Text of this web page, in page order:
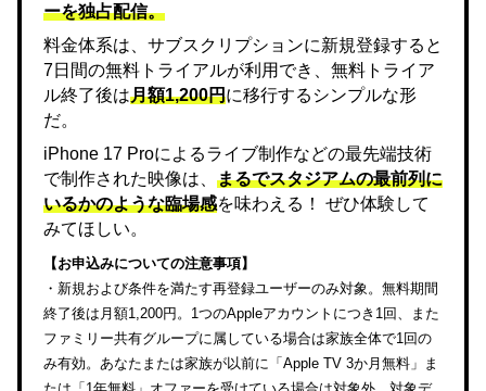
ーを独占配信。
料金体系は、サブスクリプションに新規登録すると
7日間の無料トライアルが利用でき、無料トライア
ル終了後は月額1,200円に移行するシンプルな形
だ。
iPhone 17 Proによるライブ制作などの最先端技術
で制作された映像は、 まるでスタジアムの最前列に
いるかのような臨場感を味わえる！ ぜひ体験して
みてほしい。
【お申込みについての注意事項】
・新規および条件を満たす再登録ユーザーのみ対象。無料期間
終了後は月額1,200円。1つのAppleアカウントにつき1回、また
ファミリー共有グループに属している場合は家族全体で1回の
み有効。あなたまたは家族が以前に「Apple TV 3か月無料」ま